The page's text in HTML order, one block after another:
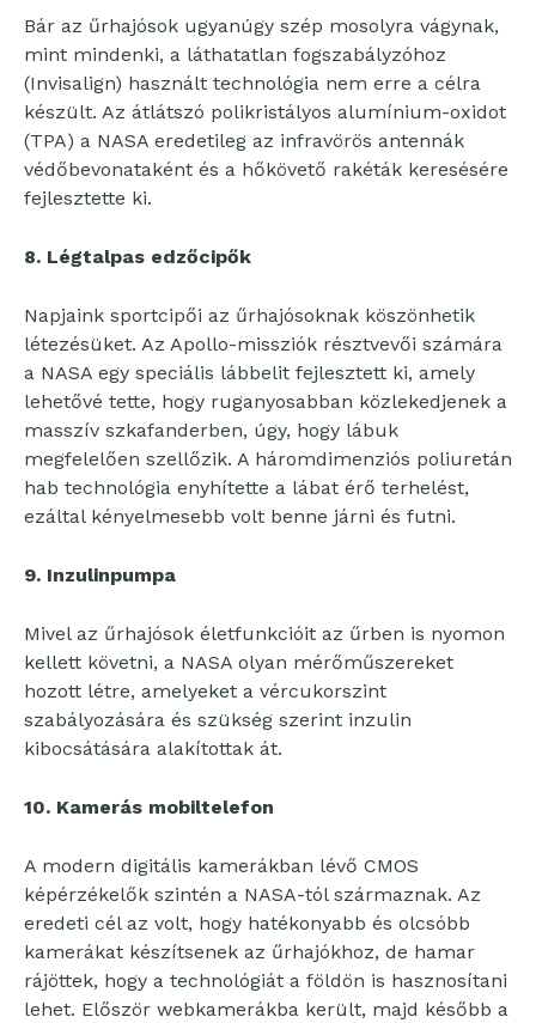
Bár az űrhajósok ugyanúgy szép mosolyra vágynak,
mint mindenki, a láthatatlan fogszabályzóhoz
(Invisalign) használt technológia nem erre a célra
készült. Az átlátszó polikristályos alumínium-oxidot
(TPA) a NASA eredetileg az infravörös antennák
védőbevonataként és a hőkövető rakéták keresésére
fejlesztette ki.
8. Légtalpas edzőcipők
Napjaink sportcipői az űrhajósoknak köszönhetik
létezésüket. Az Apollo-missziók résztvevői számára
a NASA egy speciális lábbelit fejlesztett ki, amely
lehetővé tette, hogy ruganyosabban közlekedjenek a
masszív szkafanderben, úgy, hogy lábuk
megfelelően szellőzik. A háromdimenziós poliuretán
hab technológia enyhítette a lábat érő terhelést,
ezáltal kényelmesebb volt benne járni és futni.
9. Inzulinpumpa
Mivel az űrhajósok életfunkcióit az űrben is nyomon
kellett követni, a NASA olyan mérőműszereket
hozott létre, amelyeket a vércukorszint
szabályozására és szükség szerint inzulin
kibocsátására alakítottak át.
10. Kamerás mobiltelefon
A modern digitális kamerákban lévő CMOS
képérzékelők szintén a NASA-tól származnak. Az
eredeti cél az volt, hogy hatékonyabb és olcsóbb
kamerákat készítsenek az űrhajókhoz, de hamar
rájöttek, hogy a technológiát a földön is hasznosítani
lehet. Először webkamerákba került, majd később a